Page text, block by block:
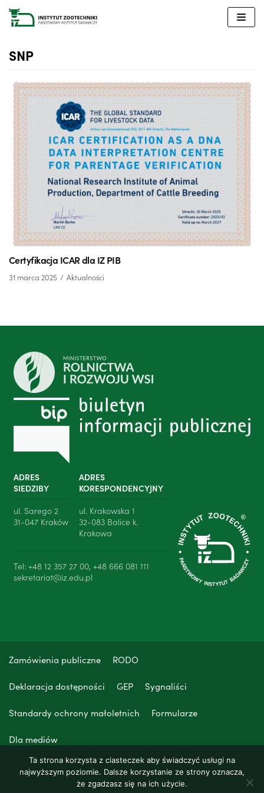
Przejdź
do
SNP
Certyfikacja ICAR dla IZ PIB
31 marca 2025 Aktualności
ADRES
SIEDZIBY
ul. Sarego 2
31-047 Kraków
ADRES
KORESPONDENCYJNY
ul. Krakowska 1
32-083 Balice k.
Krakowa
Tel: +48 12 357 27 00, +48 666 081 111
sekretariat@iz.edu.pl
Zamówienia publiczne RODO
Deklaracja dostępności GEP Sygnaliści
Standardy ochrony małoletnich Formularze
Dla mediów
Ta strona korzysta z ciasteczek aby świadczyć usługi na
najwyższym poziomie. Dalsze korzystanie ze strony oznacza,
że zgadzasz się na ich użycie.